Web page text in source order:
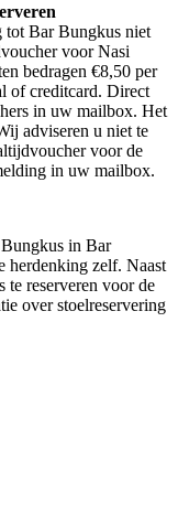
tot Bar Bungkus niet
voor Nasi
bedragen €8,50 per
of creditcard. Direct
in uw mailbox. Het
adviseren u niet te
voor de
in uw mailbox.
in Bar
herdenking zelf. Naast
te reserveren voor de
over stoelreservering